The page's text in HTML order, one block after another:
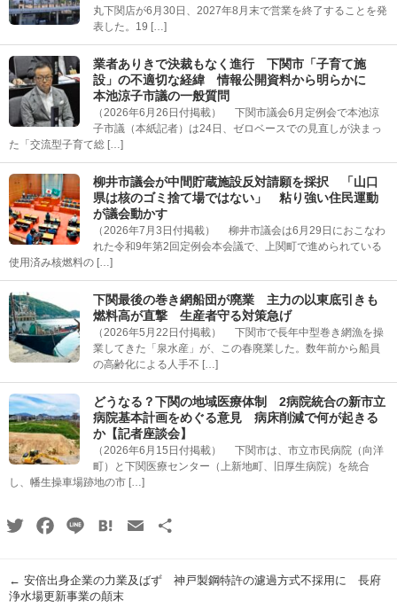
丸下関店が6月30日、2027年8月末で営業を終了することを発
表した。19 […]
業者ありきで決裁もなく進行 下関市「子育て施
設」の不適切な経緯 情報公開資料から明らかに
本池涼子市議の一般質問
（2026年6月26日付掲載） 下関市議会6月定例会で本池涼
子市議（本紙記者）は24日、ゼロベースでの見直しが決まっ
た「交流型子育て総 […]
柳井市議会が中間貯蔵施設反対請願を採択 「山口
県は核のゴミ捨て場ではない」 粘り強い住民運動
が議会動かす
（2026年7月3日付掲載） 柳井市議会は6月29日におこなわ
れた令和9年第2回定例会本会議で、上関町で進められている
使用済み核燃料の […]
下関最後の巻き網船団が廃業 主力の以東底引きも
燃料高が直撃 生産者守る対策急げ
（2026年5月22日付掲載） 下関市で長年中型巻き網漁を操
業してきた「泉水産」が、この春廃業した。数年前から船員
の高齢化による人手不 […]
どうなる？下関の地域医療体制 2病院統合の新市立
病院基本計画をめぐる意見 病床削減で何が起きる
か【記者座談会】
（2026年6月15日付掲載） 下関市は、市立市民病院（向洋
町）と下関医療センター（上新地町、旧厚生病院）を統合
し、幡生操車場跡地の市 […]
TwitterFacebook
Line HatenaEmail
← 安倍出身企業の力業及ばず 神戸製鋼特許の濾過方式不採用に 長府
浄水場更新事業の顛末